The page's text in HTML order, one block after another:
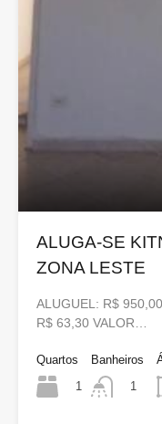
ALUGA-SE
ZONA LESTE
ALUGUEL: R$
R$ 63,30 VALOR…
Quartos
1
Banheiros
1